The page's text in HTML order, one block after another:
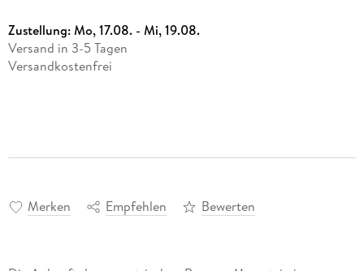
Zustellung:Mo, 17.08. - Mi, 19.08.
Versand in 3-5 Tagen
Versandkostenfrei
Merken Empfehlen Bewerten